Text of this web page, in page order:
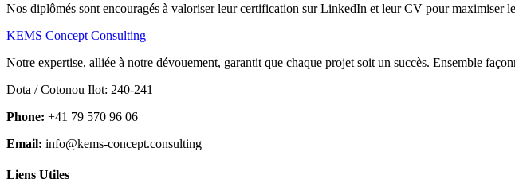
Nos diplômés sont encouragés à valoriser leur certification sur LinkedIn et leur CV pour maximiser
KEMS Concept Consulting
Notre expertise, alliée à notre dévouement, garantit que chaque projet soit un succès. Ensemble
Dota / Cotonou Ilot: 240-241
Phone: +41 79 570 96 06
Email: info@kems-concept.consulting
Liens Utiles